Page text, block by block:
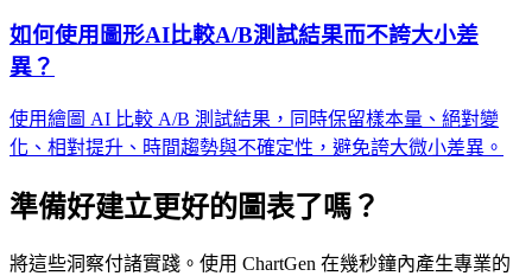
如何使用圖形AI比較A/B測試結果而不誇大小差
異？
使用繪圖 AI 比較 A/B 測試結果，同時保留樣本量、絕對變
化、相對提升、時間趨勢與不確定性，避免誇大微小差異。
準備好建立更好的圖表了嗎？
將這些洞察付諸實踐。使用 ChartGen 在幾秒鐘內產生專業的